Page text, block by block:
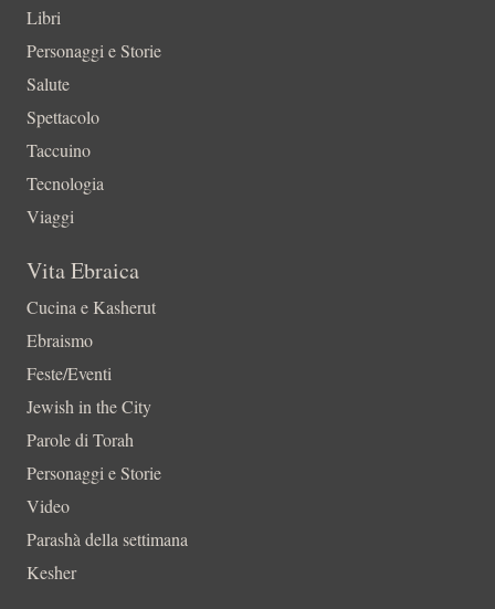
Libri
Personaggi e Storie
Salute
Spettacolo
Taccuino
Tecnologia
Viaggi
Vita Ebraica
Cucina e Kasherut
Ebraismo
Feste/Eventi
Jewish in the City
Parole di Torah
Personaggi e Storie
Video
Parashà della settimana
Kesher